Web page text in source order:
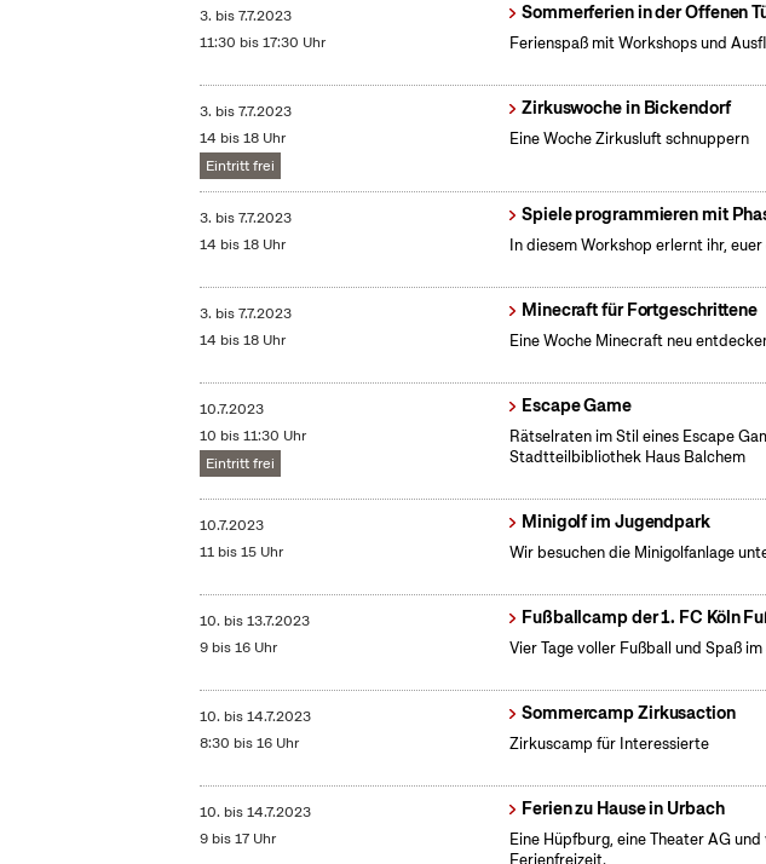
3. bis7.7.2023
11:30 bis 17:30 Uhr
Sommerferien in der Offenen
Ferienspaß mit Workshops und
3. bis7.7.2023
14 bis 18 Uhr
Eintritt frei
Zirkuswoche in Bickendorf
Eine Woche Zirkusluft schnuppern
3. bis7.7.2023
14 bis 18 Uhr
Spiele programmieren mit
In diesem Workshop erlernt ihr,
3. bis7.7.2023
14 bis 18 Uhr
Minecraft für Fortgeschrittene
Eine Woche Minecraft neu
10.7.2023
10 bis 11:30 Uhr
Eintritt frei
Escape Game
Rätselraten im Stil eines Escape
Stadtteilbibliothek Haus Balchem
10.7.2023
11 bis 15 Uhr
Minigolf im Jugendpark
Wir besuchen die Minigolfanlage
10. bis13.7.2023
9 bis 16 Uhr
Fußballcamp der 1. FC Köln
Vier Tage voller Fußball und Spaß
10. bis14.7.2023
8:30 bis 16 Uhr
Sommercamp Zirkusaction
Zirkuscamp für Interessierte
10. bis14.7.2023
9 bis 17 Uhr
Ferien zu Hause in Urbach
Eine Hüpfburg, eine Theater AG